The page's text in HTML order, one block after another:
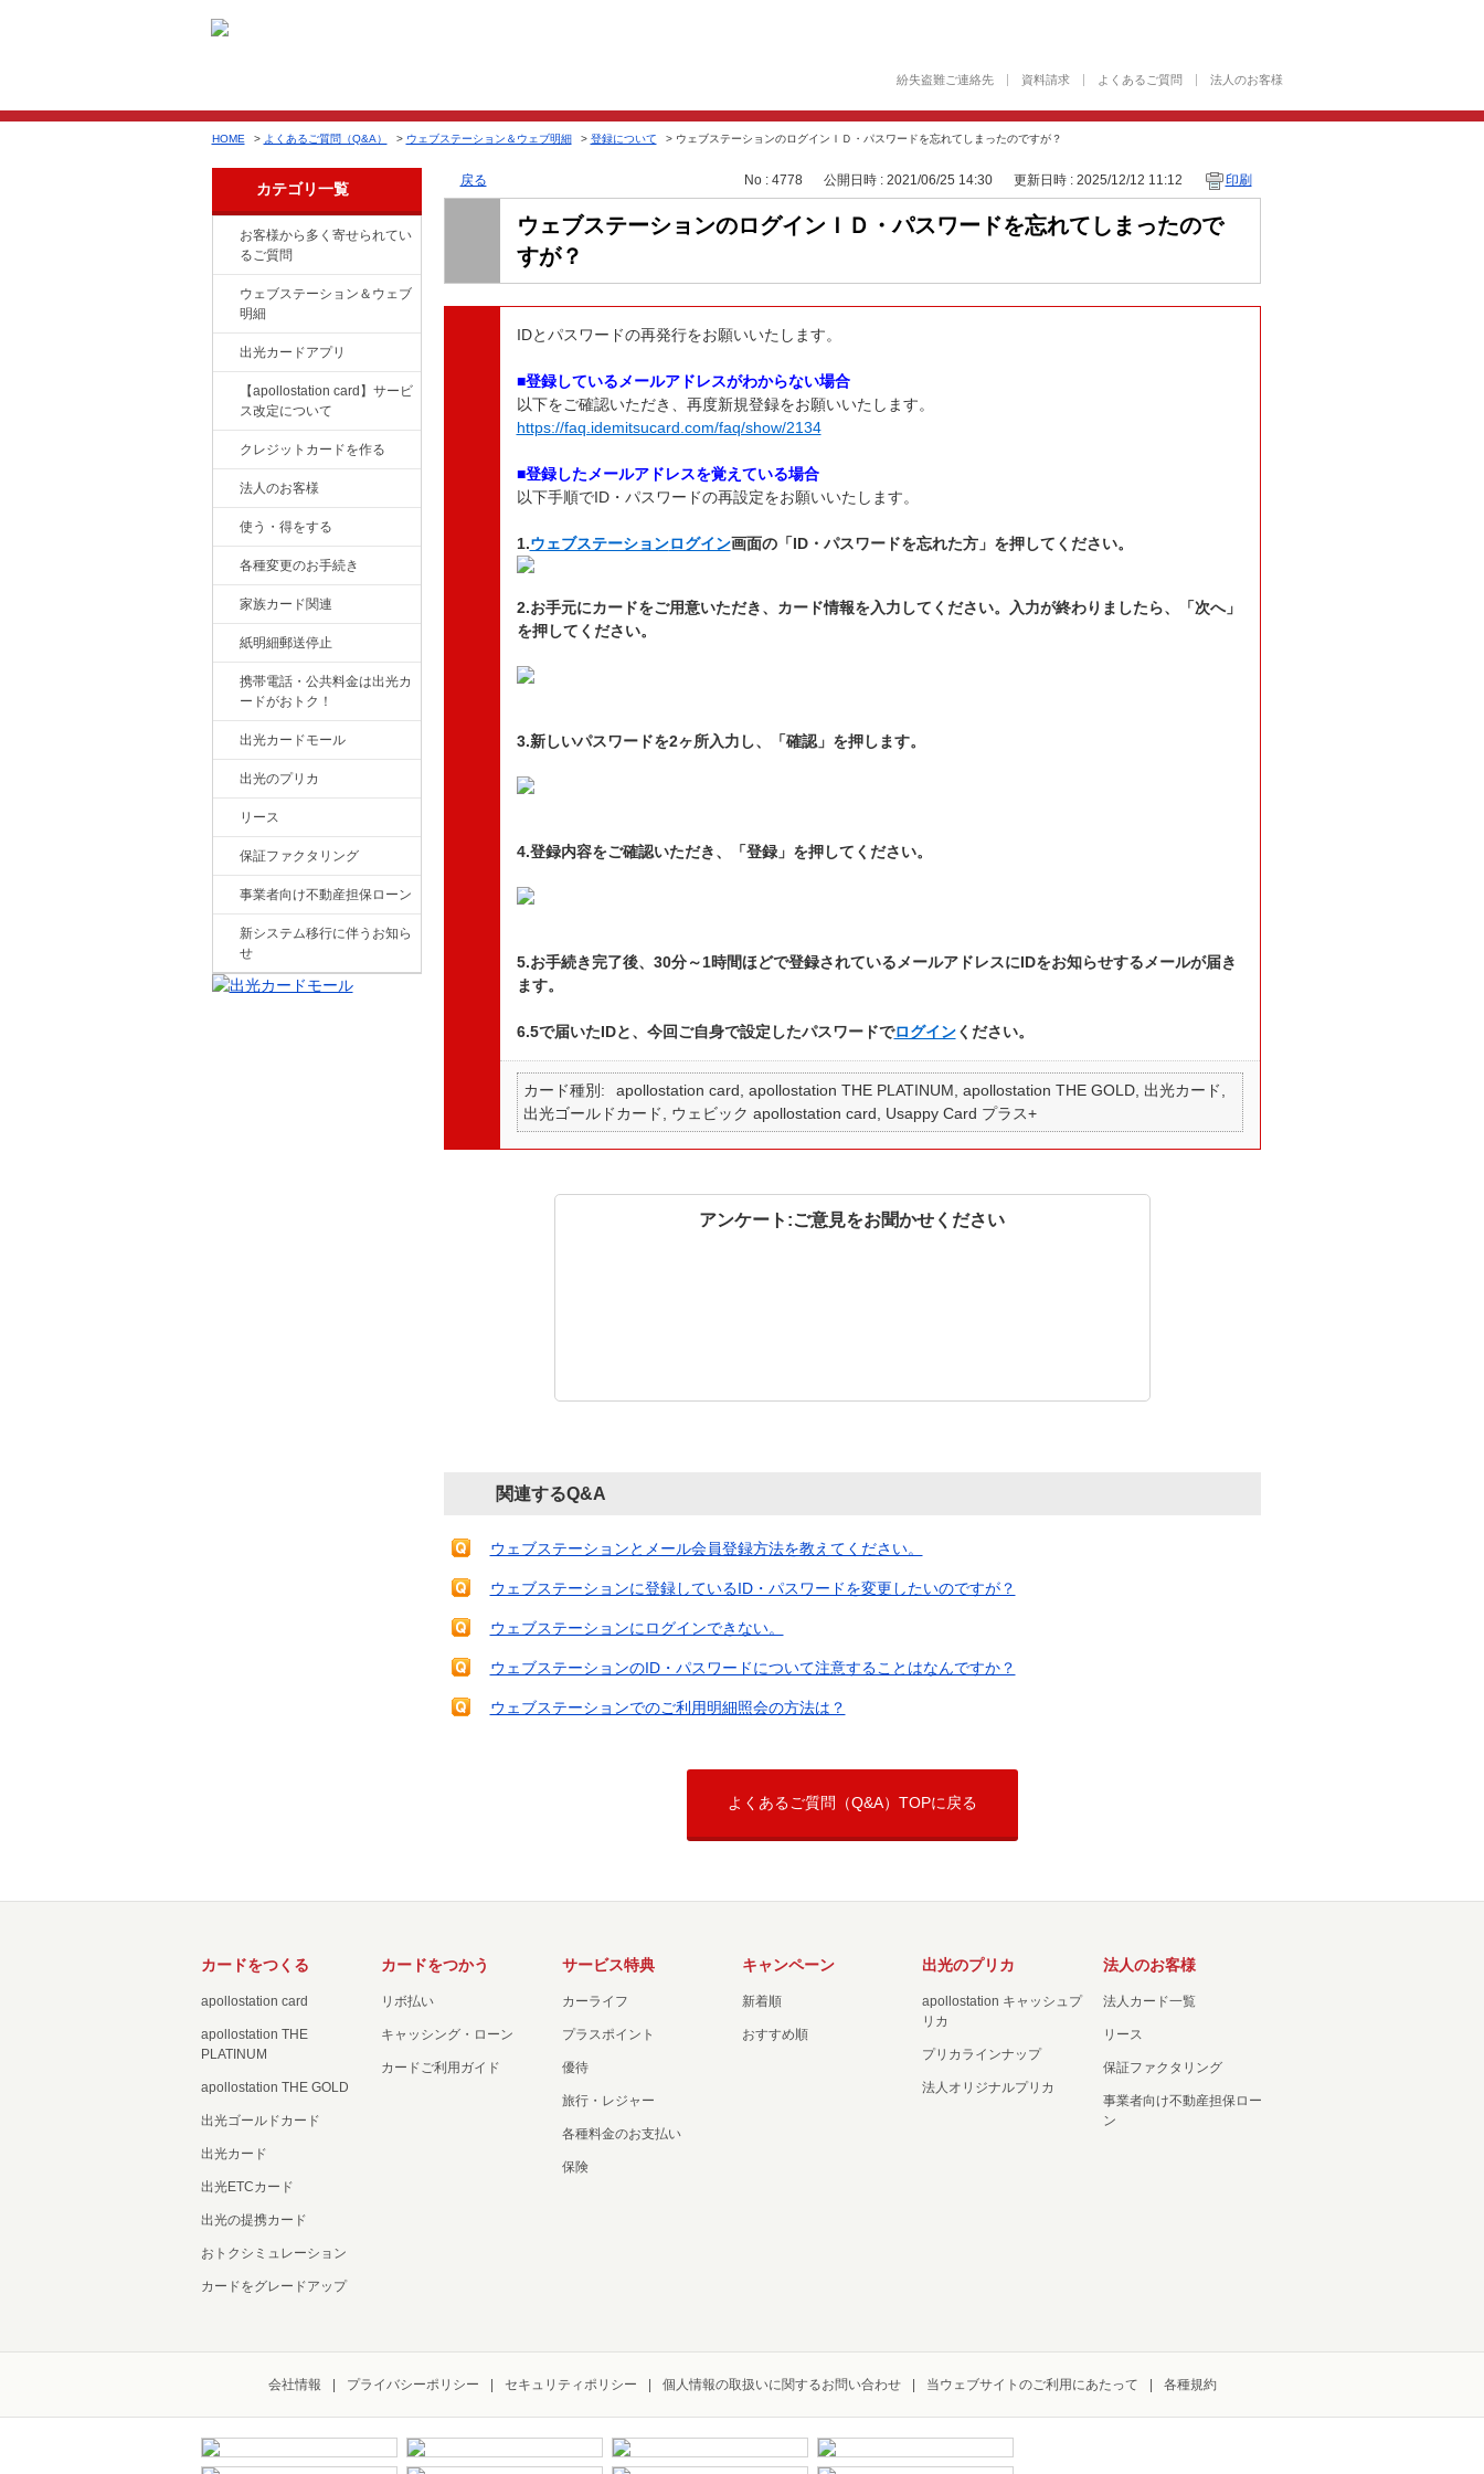
紛失盗難ご連絡先 資料請求 よくあるご質問 法人のお客様
HOME > よくあるご質問（Q&A） > ウェブステーション＆ウェブ明細 > 登録について > ウェブステーションのログインＩＤ・パスワードを忘れてしまったのですが？
カテゴリ一覧
お客様から多く寄せられてい
るご質問
ウェブステーション＆ウェブ
明細
出光カードアプリ
【apollostation card】サービ
ス改定について
クレジットカードを作る
法人のお客様
使う・得をする
各種変更のお手続き
家族カード関連
紙明細郵送停止
携帯電話・公共料金は出光カ
ードがおトク！
出光カードモール
出光のプリカ
リース
保証ファクタリング
事業者向け不動産担保ローン
新システム移行に伴うお知ら
せ
戻る No : 4778 公開日時 : 2021/06/25 14:30 更新日時 : 2025/12/12 11:12 印刷
ウェブステーションのログインＩＤ・パスワードを忘れてしまったので
すが？
IDとパスワードの再発行をお願いいたします。
■登録しているメールアドレスがわからない場合
以下をご確認いただき、再度新規登録をお願いいたします。
https://faq.idemitsucard.com/faq/show/2134
■登録したメールアドレスを覚えている場合
以下手順でID・パスワードの再設定をお願いいたします。
1.ウェブステーションログイン画面の「ID・パスワードを忘れた方」を押してください。
2.お手元にカードをご用意いただき、カード情報を入力してください。入力が終わりましたら、「次へ」
を押してください。
3.新しいパスワードを2ヶ所入力し、「確認」を押します。
4.登録内容をご確認いただき、「登録」を押してください。
5.お手続き完了後、30分～1時間ほどで登録されているメールアドレスにIDをお知らせするメールが届き
ます。
6.5で届いたIDと、今回ご自身で設定したパスワードでログインください。
カード種別
apollostation card, apollostation THE PLATINUM, apollostation THE GOLD, 出光カード,
出光ゴールドカード, ウェビック apollostation card, Usappy Card プラス+
アンケート:ご意見をお聞かせください
関連するQ&A
ウェブステーションとメール会員登録方法を教えてください。
ウェブステーションに登録しているID・パスワードを変更したいのですが？
ウェブステーションにログインできない。
ウェブステーションのID・パスワードについて注意することはなんですか？
ウェブステーションでのご利用明細照会の方法は？
よくあるご質問（Q&A）TOPに戻る
カードをつくる
apollostation card
apollostation THE
PLATINUM
apollostation THE GOLD
出光ゴールドカード
出光カード
出光ETCカード
出光の提携カード
おトクシミュレーション
カードをグレードアップ
カードをつかう
リボ払い
キャッシング・ローン
カードご利用ガイド
サービス特典
カーライフ
プラスポイント
優待
旅行・レジャー
各種料金のお支払い
保険
キャンペーン
新着順
おすすめ順
出光のプリカ
apollostation キャッシュプ
リカ
プリカラインナップ
法人オリジナルプリカ
法人のお客様
法人カード一覧
リース
保証ファクタリング
事業者向け不動産担保ロー
ン
会社情報 プライバシーポリシー セキュリティポリシー 個人情報の取扱いに関するお問い合わせ 当ウェブサイトのご利用にあたって 各種規約